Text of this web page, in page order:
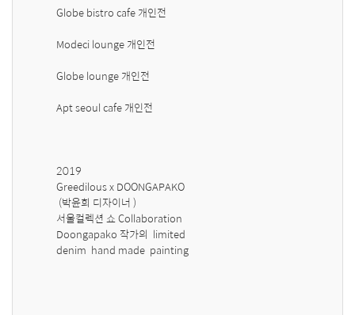
Globe bistro cafe 개인전
Modeci lounge 개인전
Globe lounge 개인전
Apt seoul cafe 개인전
2019
Greedilous x DOONGAPAKO
서울컬렉션 쇼 Collaboration
Doongapako 작가의  limited
denim  hand made  painting